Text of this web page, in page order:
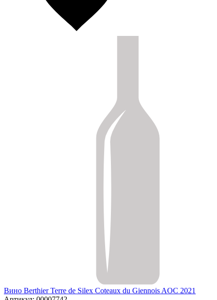
Вино Berthier Terre de Silex Coteaux du Giennois AOC 2021